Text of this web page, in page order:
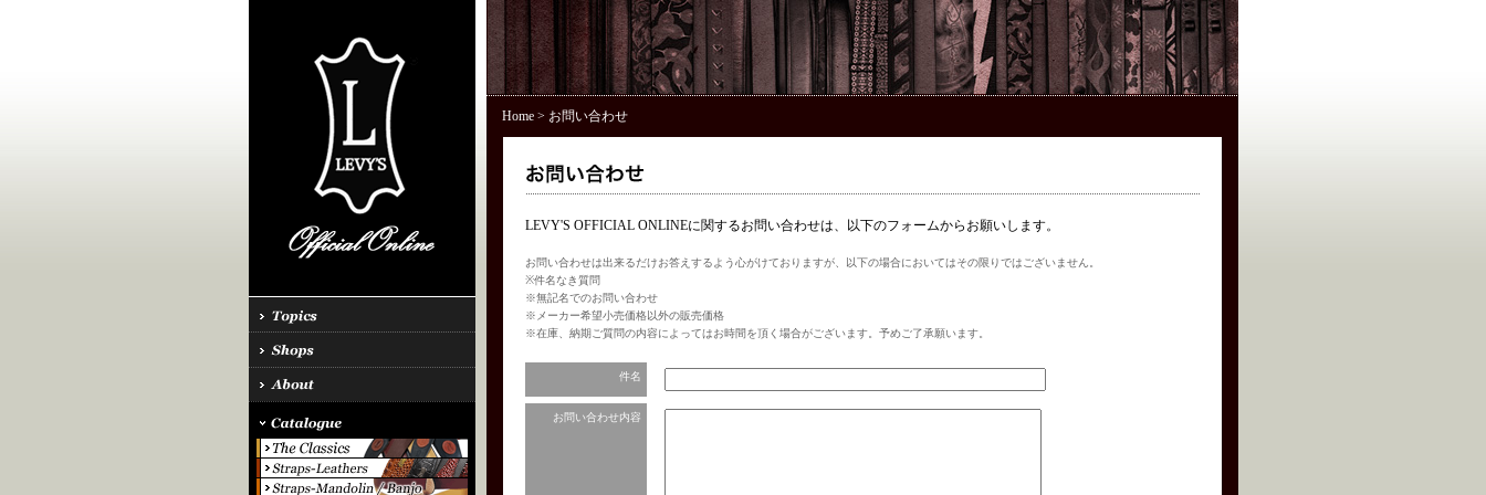
Home> お問い合わせ
LEVY'S OFFICIAL ONLINEに関するお問い合わせは、以下のフォームからお願いします。
お問い合わせは出来るだけお答えするよう心がけておりますが、以下の場合においてはその限りではございません。
※件名なき質問
※無記名でのお問い合わせ
※メーカー希望小売価格以外の販売価格
※在庫、納期ご質問の内容によってはお時間を頂く場合がございます。予めご了承願います。
件名
お問い合わせ内容